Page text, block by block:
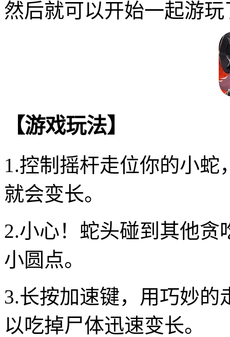
然后就可以开始一起游玩
【游戏玩法】
1.控制摇杆走位你的小
就会变长。
2.小心！蛇头碰到其他
小圆点。
3.长按加速键，用巧妙
以吃掉尸体迅速变长。